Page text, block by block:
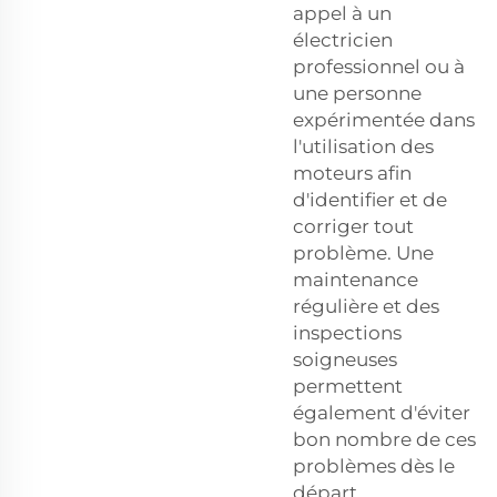
appel à un
électricien
professionnel ou à
une personne
expérimentée dans
l'utilisation des
moteurs afin
d'identifier et de
corriger tout
problème. Une
maintenance
régulière et des
inspections
soigneuses
permettent
également d'éviter
bon nombre de ces
problèmes dès le
départ.